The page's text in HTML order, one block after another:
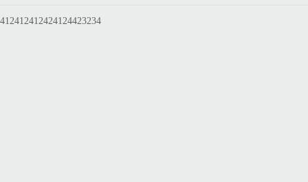
412412412424124423234